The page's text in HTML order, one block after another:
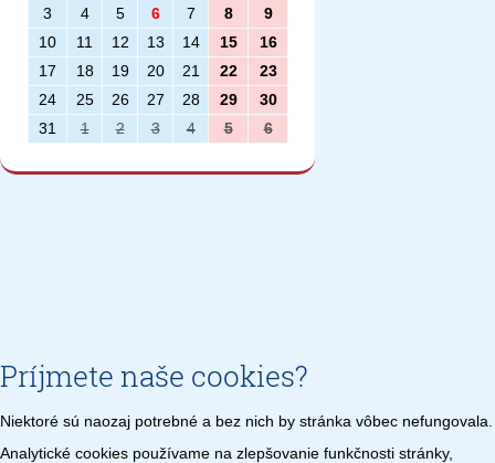
3
4 5 6 7 8
9
10
11 12 13 14 15
16
17
18 19 20 21 22
23
24
25 26 27 28 29
30
31
1 2 3 4 5 6
Príjmete naše cookies?
Niektoré sú naozaj potrebné a bez nich by stránka vôbec nefungovala.
Analytické cookies používame na zlepšovanie funkčnosti stránky,